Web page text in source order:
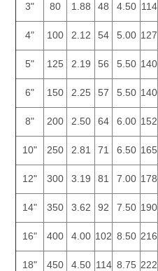
3" 80 1.88 48 4.50 114
4" 100 2.12 54 5.00 127
5" 125 2.19 56 5.50 140
6" 150 2.25 57 5.50 140
8" 200 2.50 64 6.00 152
10" 250 2.81 71 6.50 165
12" 300 3.19 81 7.00 178
14" 350 3.62 92 7.50 190
16" 400 4.00 102 8.50 216
18" 450 4.50 114 8.75 222